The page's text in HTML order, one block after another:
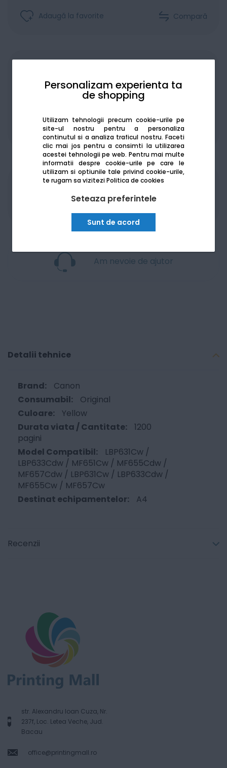
Personalizam experienta ta
de shopping
Utilizam tehnologii precum cookie-urile pe
site-ul nostru pentru a personaliza
continutul si a analiza traficul nostru. Faceti
clic mai jos pentru a consimti la utilizarea
acestei tehnologii pe web. Pentru mai multe
informatii despre cookie-urile pe care le
utilizam si optiunile tale privind cookie-urile,
te rugam sa viziteziPolitica de cookies
Seteaza preferintele
Sunt de acord
Adaugă la favorite Compară
De la: 155.92Lei / lună Vezi detalii
Produsele sunt disponibile pe platforma de
achizitii publiceSEAP/SICAP
Am nevoie de ajutor
Detalii tehnice
Canon
Original
Yellow
1200
pagini
LBP631Cw /
LBP633Cdw / MF651Cw / MF655Cdw /
MF657Cdw / LBP631Cw / LBP633Cdw /
MF655Cw / MF657Cw
A4
Recenzii
str. Alexandru Ioan Cuza, Nr.
237f, Loc. Letea Veche, Jud.
Bacau
office@printingmall.ro